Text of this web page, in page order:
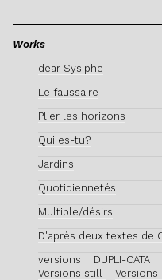
Works
dear Sysiphe
Le faussaire
Plier les horizons
Qui es-tu?
Jardins
Quotidiennetés
Multiple/désirs
D'après deux textes de
versions
DUPLI-CATA
Versions still
Versions